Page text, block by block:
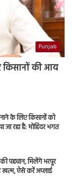
Punjab
किसानों की आय
के लिए किसानों को
जा रहा है: मोहिंदर भगत
पहचान, मिलेंगे भरपूर
खत्म, ऐसे करें अप्लाई